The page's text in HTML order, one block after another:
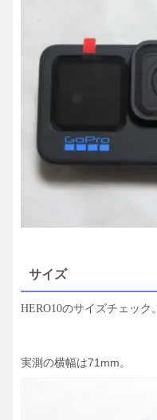
サイズ
HERO10のサイズチェック。
実測の横幅は71mm。